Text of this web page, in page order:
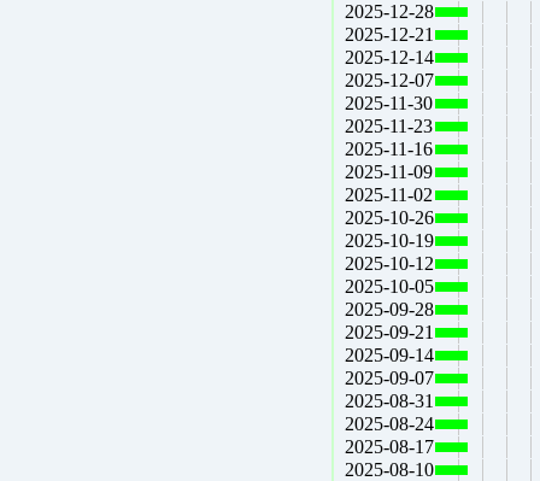
2025-12-28
2025-12-21
2025-12-14
2025-12-07
2025-11-30
2025-11-23
2025-11-16
2025-11-09
2025-11-02
2025-10-26
2025-10-19
2025-10-12
2025-10-05
2025-09-28
2025-09-21
2025-09-14
2025-09-07
2025-08-31
2025-08-24
2025-08-17
2025-08-10